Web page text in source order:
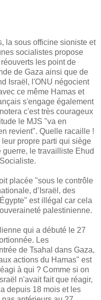
la sous officine sioniste et
socialistes propose
les point de
de Gaza ainsi que de
Israël, l'ONU négocient
ce même Hamas et
s'engage également
c'est très courageux
le MJS "va en
revient". Quelle racaille !
propre parti qui siège
le travailliste Ehud
placée "sous le contrôle
d’Israël, des
est illégal car cela
palestinienne.
qui a débuté le 27
Les
de Tsahal dans Gaza,
actions du Hamas" est
à qui ? Comme si on
n'avait fait que réagir,
depuis 18 mois et les